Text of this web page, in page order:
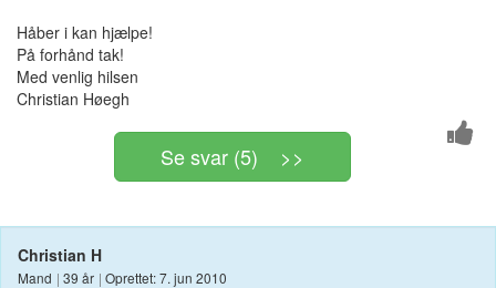
Håber i kan hjælpe!
På forhånd tak!
Med venlig hilsen
Christian Høegh
Se svar (5) >>
Christian H
Mand | 39 år | Oprettet: 7. jun 2010